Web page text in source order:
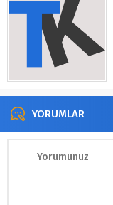
YORUMLAR